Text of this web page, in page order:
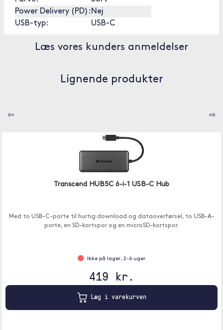
Power Delivery (PD): Nej
USB-typ:
USB-C
Læs vores kunders anmeldelser
Lignende produkter
⇦ ⇨
Transcend HUB5C 6-i-1 USB-C Hub
Med to USB-C-porte til hurtig download og dataoverførsel, to USB-A-
porte, en SD-kortspor og en microSD-kortspor.
Ikke på lager, 2-6 uger
419 kr.
Læg i varekurven